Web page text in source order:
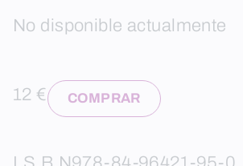
No disponible actualmente
12 € COMPRAR